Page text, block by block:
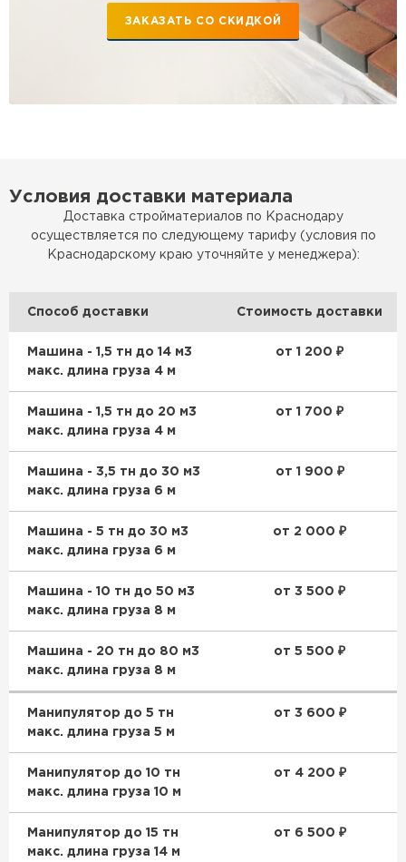
ЗАКАЗАТЬ СО СКИДКОЙ
Условия доставки материала
Доставка стройматериалов по Краснодару
осуществляется по следующему тарифу (условия по
Краснодарскому краю уточняйте у менеджера):
Способ доставки Стоимость доставки
Машина - 1,5 тн до 14 м3
макс. длина груза 4 м
от 1 200 ₽
Машина - 1,5 тн до 20 м3
макс. длина груза 4 м
от 1 700 ₽
Машина - 3,5 тн до 30 м3
макс. длина груза 6 м
от 1 900 ₽
Машина - 5 тн до 30 м3
макс. длина груза 6 м
от 2 000 ₽
Машина - 10 тн до 50 м3
макс. длина груза 8 м
от 3 500 ₽
Машина - 20 тн до 80 м3
макс. длина груза 8 м
от 5 500 ₽
Манипулятор до 5 тн
макс. длина груза 5 м
от 3 600 ₽
Манипулятор до 10 тн
макс. длина груза 10 м
от 4 200 ₽
Манипулятор до 15 тн
макс. длина груза 14 м
от 6 500 ₽